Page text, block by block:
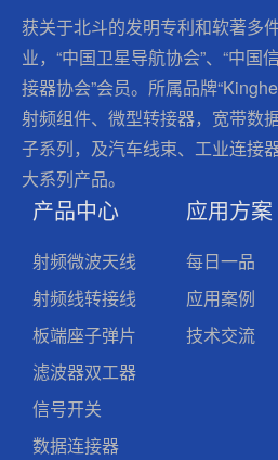
获关于北斗的发明专利和软著多
业，“中国卫星导航协会”、“中国
接器协会”会员。所属品牌
射频组件、微型转接器，宽带数
子系列，及汽车线束、工业连接
大系列产品。
产品中心
射频微波天线
射频线转接线
板端座子弹片
滤波器双工器
信号开关
数据连接器
应用方案
每日一品
应用案例
技术交流